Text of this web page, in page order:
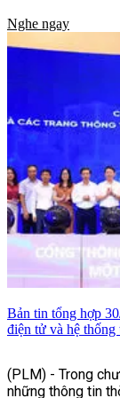
Nghe ngay
Bản tin tổng hợp
điện tử và hệ
(PLM) - Trong
những thông tin